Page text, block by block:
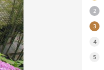
2
3
4
5